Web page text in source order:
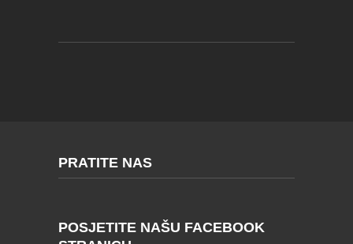
PRATITE NAS
POSJETITE NAŠU FACEBOOK